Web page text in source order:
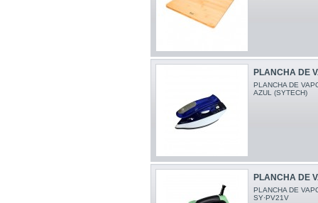
PLANCHA DE
PLANCHA DE
AZUL (SYTECH)
PLANCHA DE
PLANCHA DE
SY·PV21V